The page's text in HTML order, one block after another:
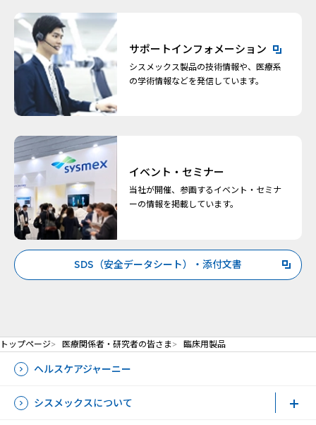
サポートインフォメーション
シスメックス製品の技術情報や、医療系
の学術情報などを発信しています。
新規ウィンドウを開きます
イベント・セミナー
当社が開催、参画するイベント・セミナ
ーの情報を掲載しています。
SDS（安全データシート）・添付⽂書
新規ウィンドウを開きます
トップページ 医療関係者・研究者の皆さま 臨床用製品
ヘルスケアジャーニー
シスメックスについて